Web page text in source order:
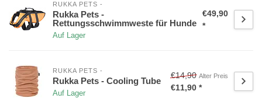
RUKKA PETS -
Rukka Pets -
Rettungsschwimmweste für Hunde
Auf Lager
€49,90
*
RUKKA PETS -
Rukka Pets - Cooling Tube
Auf Lager
€14,90 Alter Preis
€11,90 *